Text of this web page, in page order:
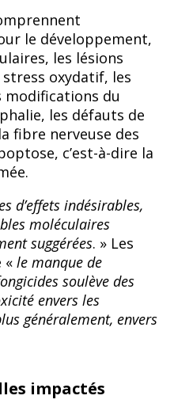
le développement,
les lésions
oxydatif, les
modifications du
les défauts de
fibre nerveuse des
c’est-à-dire la
d’effets indésirables,
moléculaires
suggérées. » Les
« le manque de
soulève des
envers les
généralement, envers
impactés